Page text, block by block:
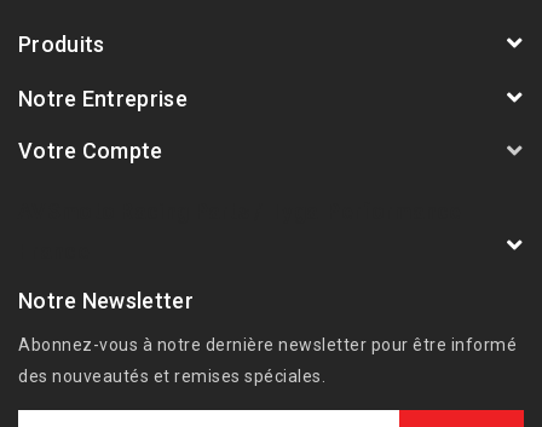
Produits
Notre Entreprise
Votre Compte
Notre Newsletter
Abonnez-vous à notre dernière newsletter pour être informé
des nouveautés et remises spéciales.